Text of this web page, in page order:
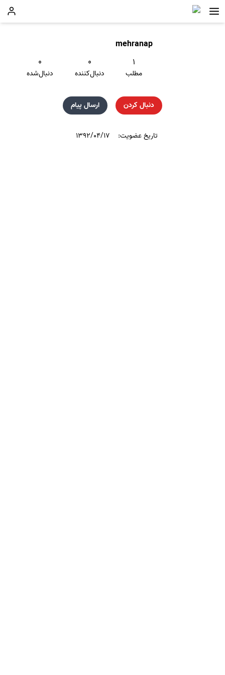
mehranap
۱
مطلب
۰
دنبال‌کننده
۰
دنبال‌شده
دنبال کردن ارسال پیام
تاریخ عضویت: ۱۳۹۲/۰۴/۱۷